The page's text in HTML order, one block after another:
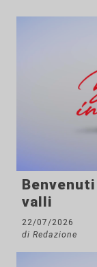
valli
22/07/2026
di Redazione